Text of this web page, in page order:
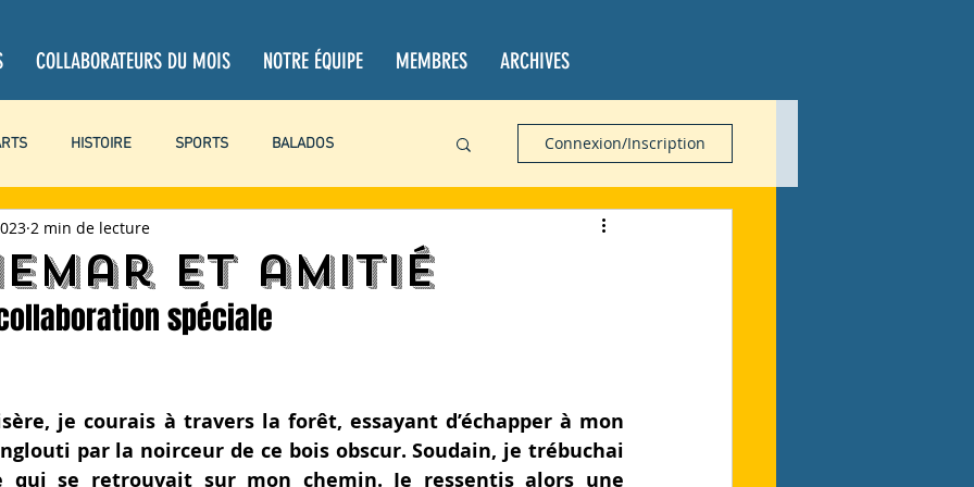
COLLABORATEURS DU MOIS NOTRE ÉQUIPE MEMBRES ARCHIVES
HISTOIRE SPORTS BALADOS
PROJETS PERSONNELS
BOOKTUBE LITTÉRATURE LOISIRS
Connexion/Inscription
et amitié
2 min de lecture
spéciale
je courais à travers la forêt, essayant d’échapper à mon
par la noirceur de ce bois obscur. Soudain, je trébuchai
qui se retrouvait sur mon chemin. Je ressentis alors une